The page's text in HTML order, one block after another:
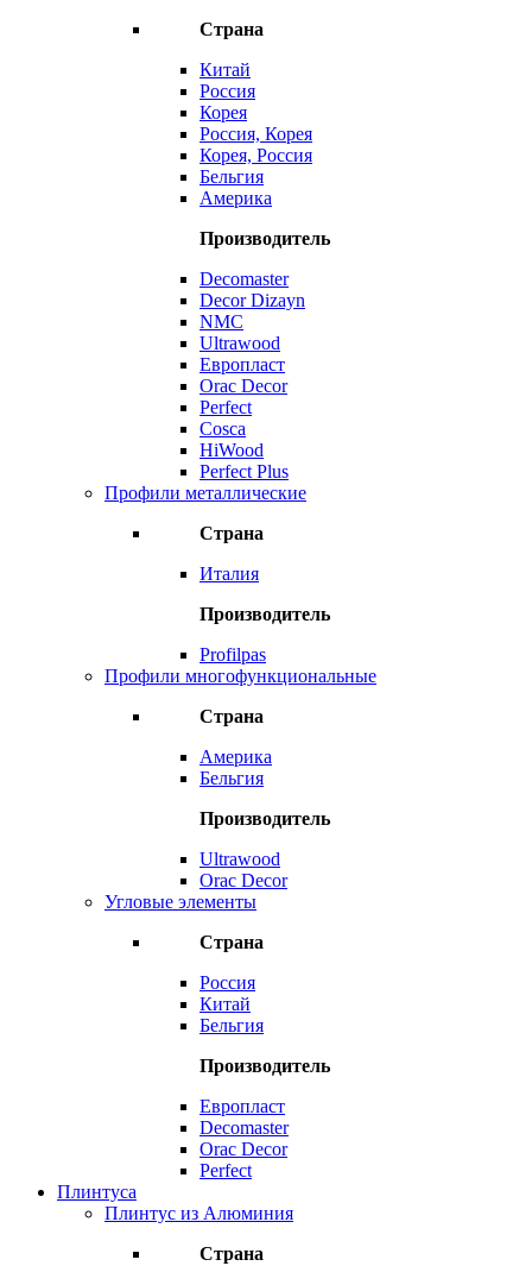
Страна
Китай
Россия
Корея
Россия, Корея
Корея, Россия
Бельгия
Америка
Производитель
Decomaster
Decor Dizayn
NMC
Ultrawood
Европласт
Orac Decor
Perfect
Cosca
HiWood
Perfect Plus
Профили металлические
Страна
Италия
Производитель
Profilpas
Профили многофункциональные
Страна
Америка
Бельгия
Производитель
Ultrawood
Orac Decor
Угловые элементы
Страна
Россия
Китай
Бельгия
Производитель
Европласт
Decomaster
Orac Decor
Perfect
Плинтуса
Плинтус из Алюминия
Страна